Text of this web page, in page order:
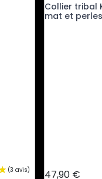
Collier tribal
mat et
47,90 €